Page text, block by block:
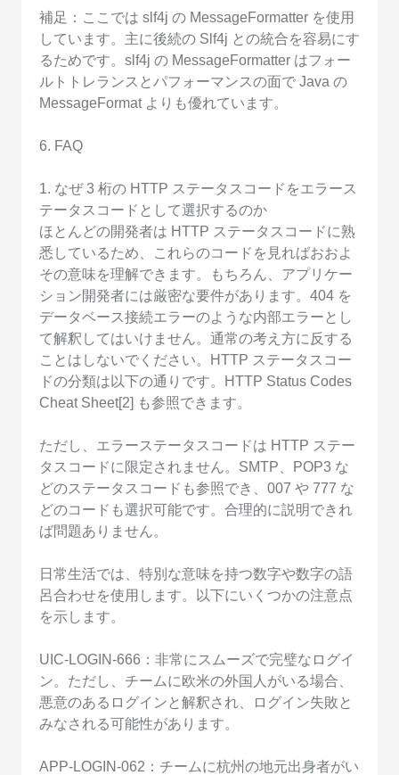
補足：ここでは slf4j の MessageFormatter を使用
しています。主に後続の Slf4j との統合を容易にす
るためです。slf4j の MessageFormatter はフォー
ルトトレランスとパフォーマンスの面で Java の
MessageFormat よりも優れています。
6. FAQ
1. なぜ 3 桁の HTTP ステータスコードをエラース
テータスコードとして選択するのか
ほとんどの開発者は HTTP ステータスコードに熟
悉しているため、これらのコードを見ればおおよ
その意味を理解できます。もちろん、アプリケー
ション開発者には厳密な要件があります。404 を
データベース接続エラーのような内部エラーとし
て解釈してはいけません。通常の考え方に反する
ことはしないでください。HTTP ステータスコー
ドの分類は以下の通りです。HTTP Status Codes
Cheat Sheet[2] も参照できます。
ただし、エラーステータスコードは HTTP ステー
タスコードに限定されません。SMTP、POP3 な
どのステータスコードも参照でき、007 や 777 な
どのコードも選択可能です。合理的に説明できれ
ば問題ありません。
日常生活では、特別な意味を持つ数字や数字の語
呂合わせを使用します。以下にいくつかの注意点
を示します。
UIC-LOGIN-666：非常にスムーズで完璧なログイ
ン。ただし、チームに欧米の外国人がいる場合、
悪意のあるログインと解釈され、ログイン失敗と
みなされる可能性があります。
APP-LOGIN-062：チームに杭州の地元出身者がい